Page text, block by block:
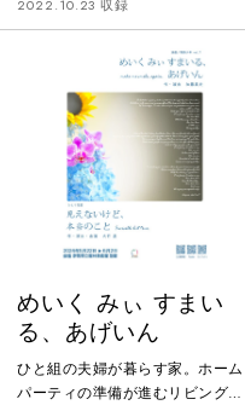
修医たちはそれぞれの技術習得に
夢中、２年目研修医はそろそろ研
修終了後の進路も気になり始めて
いる。ある日、２年目研修医杉下
が当直研修明けの朝、研修病院探
しのための診療参加型医療実習
「クリニカルクラークシップ」に
参加するため医学生松井敬がやっ
てくる。第２４回劇作家協会新人
戯曲賞１次通
2022.10.23 収録
めいく みぃ すまい
る、あげいん
ひと組の夫婦が暮らす家。ホーム
パーティの準備が進むリビング／